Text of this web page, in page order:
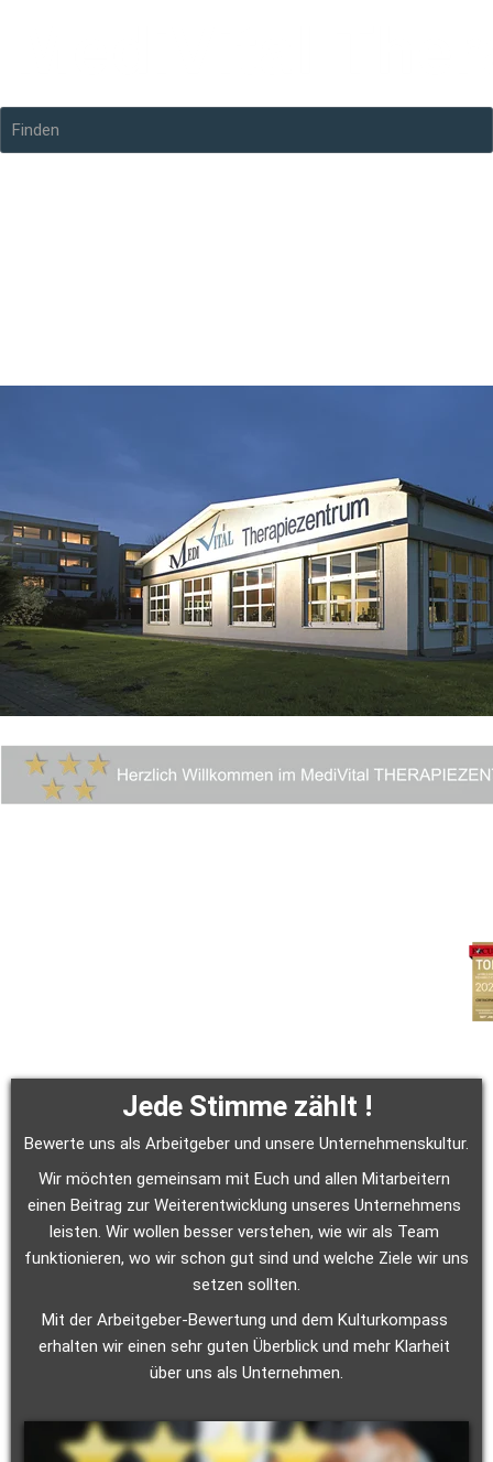
Finden
Jede Stimme zählt !
Bewerte uns als Arbeitgeber und unsere Unternehmenskultur.
Wir möchten gemeinsam mit Euch und allen Mitarbeitern
einen Beitrag zur Weiterentwicklung unseres Unternehmens
leisten. Wir wollen besser verstehen, wie wir als Team
funktionieren, wo wir schon gut sind und welche Ziele wir uns
setzen sollten.
Mit der Arbeitgeber-Bewertung und dem Kulturkompass
erhalten wir einen sehr guten Überblick und mehr Klarheit
über uns als Unternehmen.